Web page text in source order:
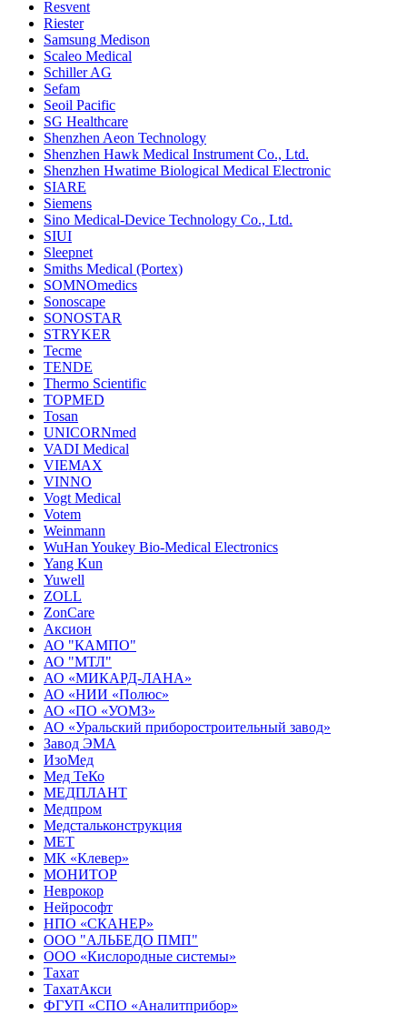
Resvent
Riester
Samsung Medison
Scaleo Medical
Schiller AG
Sefam
Seoil Pacific
SG Healthcare
Shenzhen Aeon Technology
Shenzhen Hawk Medical Instrument Co., Ltd.
Shenzhen Hwatime Biological Medical Electronic
SIARE
Siemens
Sino Medical-Device Technology Co., Ltd.
SIUI
Sleepnet
Smiths Medical (Portex)
SOMNOmedics
Sonoscape
SONOSTAR
STRYKER
Tecme
TENDE
Thermo Scientific
TOPMED
Tosan
UNICORNmed
VADI Medical
VIEMAX
VINNO
Vogt Medical
Votem
Weinmann
WuHan Youkey Bio-Medical Electronics
Yang Kun
Yuwell
ZOLL
ZonCare
Аксион
АО "КАМПО"
АО "МТЛ"
АО «МИКАРД-ЛАНА»
АО «НИИ «Полюс»
АО «ПО «УОМЗ»
АО «Уральский приборостроительный завод»
Завод ЭМА
ИзоМед
Мед ТеКо
МЕДПЛАНТ
Медпром
Медстальконструкция
МЕТ
МК «Клевер»
МОНИТОР
Неврокор
Нейрософт
НПО «СКАНЕР»
ООО "АЛЬБЕДО ПМП"
ООО «Кислородные системы»
Тахат
ТахатАкси
ФГУП «СПО «Аналитприбор»